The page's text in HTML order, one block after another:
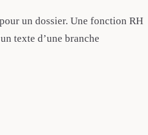
un dossier. Une fonction RH
texte d’une branche